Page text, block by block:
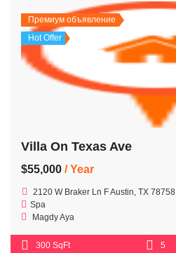
Премиум объявление
Hot Offer
Villa On Texas Ave
$55,000 / Year
2120 W Braker Ln F Austin, TX 78758
Spa
Magdy Aya
300 SqFt 5